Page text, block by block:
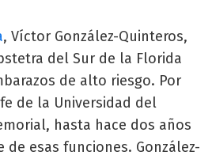
, Víctor González-Quinteros,
del Sur de la Florida
de alto riesgo. Por
de la Universidad del
hasta hace dos años
de esas funciones. González-